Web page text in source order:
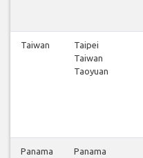
Taiwan
Taipei
Taiwan
Taoyuan
Panama
Panama